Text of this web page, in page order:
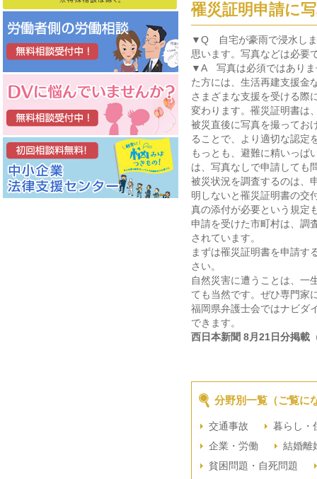
罹災証明申請に
▼Q 自宅が豪雨で浸水しま
思います。写真などは必要
▼A 写真は必須ではありま
た方には、生活再建支援金
さまざまな支援を受ける際
変わります。罹災証明書は
被災直後に写真を撮ってお
ることで、より適切な認定
もっとも、避難に精いっぱ
は、写真なしで申請しても
被災状況を調査するのは、
明しないと罹災証明書の交
真の添付が必要という規定
申請を受けた市町村は、調
されています。
まずは罹災証明書を申請す
さい。
自然災害に遭うことは、一
ても当然です。ぜひ専門家
福岡県弁護士会ではナビダ
できます。
西日本新聞 8月21日分掲載
分野別一覧（ご覧に
交通事故
暮らし・
企業・労働
結婚離
貧困問題・自死問題